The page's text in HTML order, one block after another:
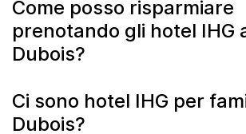
Come posso risparmiare
prenotando gli hotel IHG
Dubois?
Ci sono hotel IHG per
Dubois?